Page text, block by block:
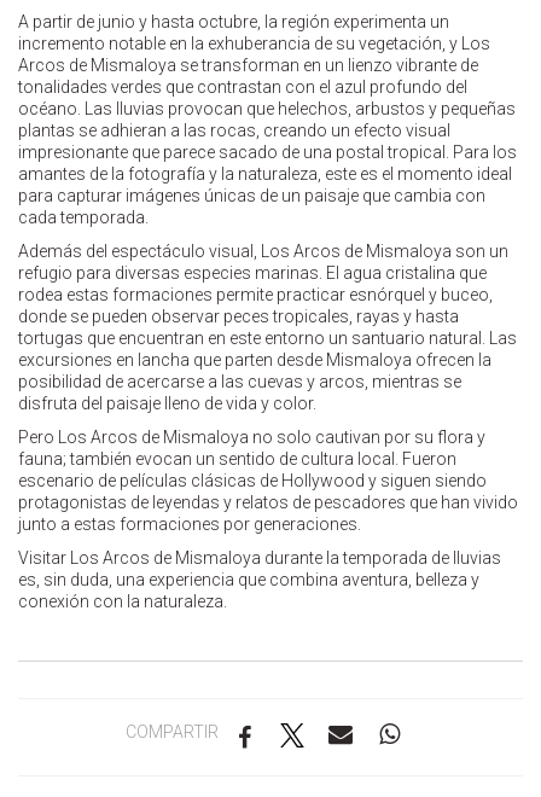
A partir de junio y hasta octubre, la región experimenta un
incremento notable en la exhuberancia de su vegetación, y Los
Arcos de Mismaloya se transforman en un lienzo vibrante de
tonalidades verdes que contrastan con el azul profundo del
océano. Las lluvias provocan que helechos, arbustos y pequeñas
plantas se adhieran a las rocas, creando un efecto visual
impresionante que parece sacado de una postal tropical. Para los
amantes de la fotografía y la naturaleza, este es el momento ideal
para capturar imágenes únicas de un paisaje que cambia con
cada temporada.
Además del espectáculo visual, Los Arcos de Mismaloya son un
refugio para diversas especies marinas. El agua cristalina que
rodea estas formaciones permite practicar esnórquel y buceo,
donde se pueden observar peces tropicales, rayas y hasta
tortugas que encuentran en este entorno un santuario natural. Las
excursiones en lancha que parten desde Mismaloya ofrecen la
posibilidad de acercarse a las cuevas y arcos, mientras se
disfruta del paisaje lleno de vida y color.
Pero Los Arcos de Mismaloya no solo cautivan por su flora y
fauna; también evocan un sentido de cultura local. Fueron
escenario de películas clásicas de Hollywood y siguen siendo
protagonistas de leyendas y relatos de pescadores que han vivido
junto a estas formaciones por generaciones.
Visitar Los Arcos de Mismaloya durante la temporada de lluvias
es, sin duda, una experiencia que combina aventura, belleza y
conexión con la naturaleza.
COMPARTIR